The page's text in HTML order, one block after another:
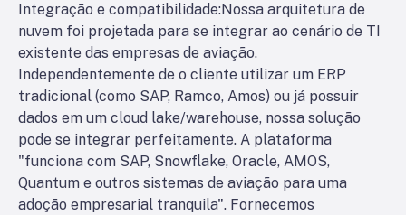
Integração e compatibilidade:Nossa arquitetura de
nuvem foi projetada para se integrar ao cenário de TI
existente das empresas de aviação.
Independentemente de o cliente utilizar um ERP
tradicional (como SAP, Ramco, Amos) ou já possuir
dados em um cloud lake/warehouse, nossa solução
pode se integrar perfeitamente. A plataforma
"funciona com SAP, Snowflake, Oracle, AMOS,
Quantum e outros sistemas de aviação para uma
adoção empresarial tranquila". Fornecemos